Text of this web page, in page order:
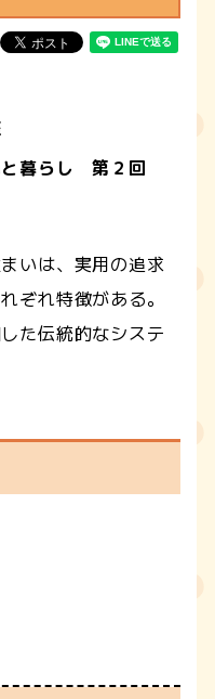
と暮らし 第２回
いは、実用の追求
ぞれ特徴がある。
た伝統的なシステ